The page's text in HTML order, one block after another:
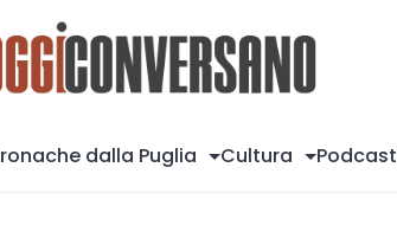
dalla Puglia Cultura Podcast